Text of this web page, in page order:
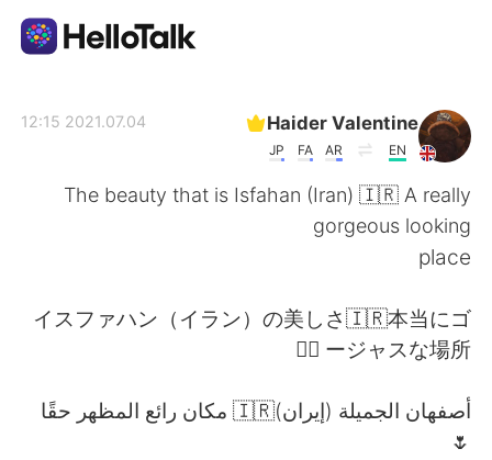
English 简体中文
Haider Valentine
EN
AR
FA
JP
2021.07.04 12:15
The beauty that is Isfahan (Iran) 🇮🇷 A really
gorgeous looking
place
イスファハン（イラン）の美しさ🇮🇷本当にゴ
ージャスな場所 👌🏽
أصفهان الجميلة (إيران)🇮🇷 مكان رائع المظهر حقًا
🌷